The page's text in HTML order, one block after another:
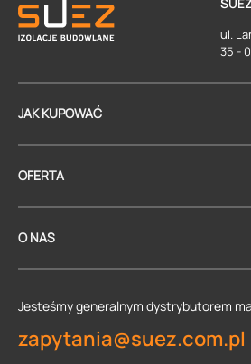
ul.
35 -
JAK KUPOWAĆ
OFERTA
O NAS
Jesteśmy generalnym dystrybutorem
zapytania@suez.com.pl